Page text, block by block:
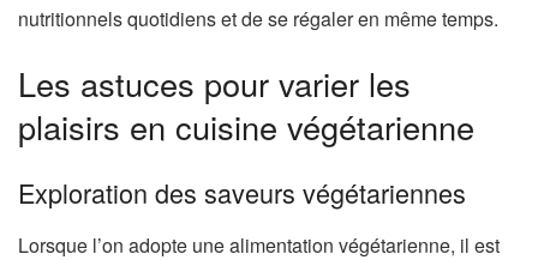
nutritionnels quotidiens et de se régaler en même temps.
Les astuces pour varier les
plaisirs en cuisine végétarienne
Exploration des saveurs végétariennes
Lorsque l’on adopte une alimentation végétarienne, il est